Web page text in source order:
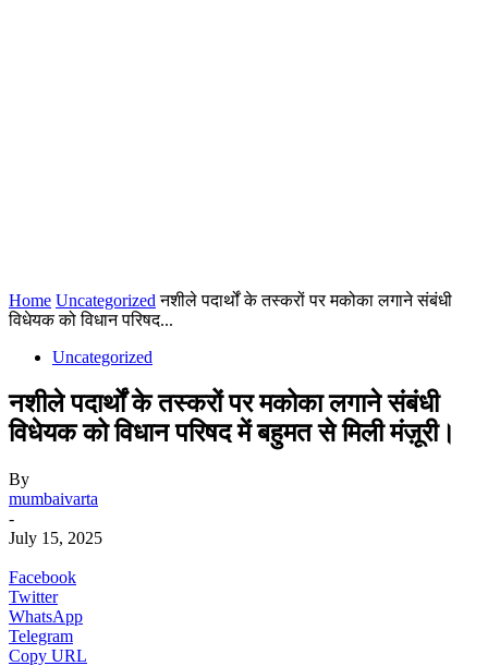
Home Uncategorized नशीले पदार्थों के तस्करों पर मकोका लगाने संबंधी
विधेयक को विधान परिषद...
Uncategorized
नशीले पदार्थों के तस्करों पर मकोका लगाने संबंधी
विधेयक को विधान परिषद में बहुमत से मिली मंज़ूरी।
By
mumbaivarta
-
July 15, 2025
Facebook
Twitter
WhatsApp
Telegram
Copy URL